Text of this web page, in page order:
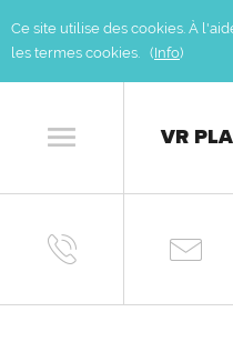
Ce site utilise des cookies. À
les termes cookies. (Info)
VR